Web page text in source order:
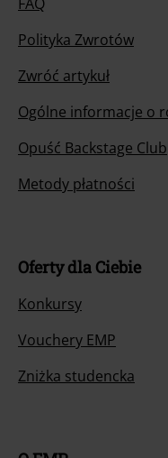
Polityka Zwrotów
Zwróć artykuł
Ogólne informacje o
Opuść Backstage Club
Metody płatności
Oferty dla Ciebie
Konkursy
Vouchery EMP
Zniżka studencka